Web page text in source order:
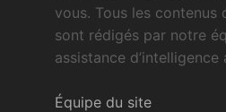
vous. Tous les
sont rédigés par notre
assistance
Équipe du site